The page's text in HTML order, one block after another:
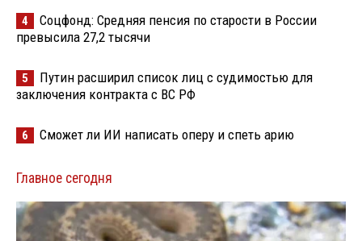
4
Соцфонд: Средняя пенсия по старости в России
превысила 27,2 тысячи
5
Путин расширил список лиц с судимостью для
заключения контракта с ВС РФ
6 Сможет ли ИИ написать оперу и спеть арию
Главное сегодня